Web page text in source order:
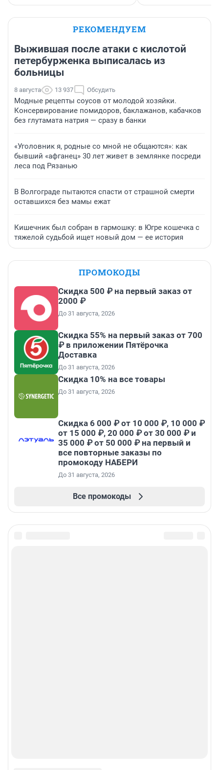
РЕКОМЕНДУЕМ
Выжившая после атаки с кислотой
петербурженка выписалась из
больницы
8 августа 13 937 Обсудить
Модные рецепты соусов от молодой хозяйки.
Консервирование помидоров, баклажанов, кабачков
без глутамата натрия — сразу в банки
«Уголовник я, родные со мной не общаются»: как
бывший «афганец» 30 лет живет в землянке посреди
леса под Рязанью
В Волгограде пытаются спасти от страшной смерти
оставшихся без мамы ежат
Кишечник был собран в гармошку: в Югре кошечка с
тяжелой судьбой ищет новый дом — ее история
ПРОМОКОДЫ
Скидка 500 ₽ на первый заказ от
2000 ₽
До 31 августа, 2026
Скидка 55% на первый заказ от 700
₽ в приложении Пятёрочка
Доставка
До 31 августа, 2026
Скидка 10% на все товары
До 31 августа, 2026
Скидка 6 000 ₽ от 10 000 ₽, 10 000 ₽
от 15 000 ₽, 20 000 ₽ от 30 000 ₽ и
35 000 ₽ от 50 000 ₽ на первый и
все повторные заказы по
промокоду НАБЕРИ
До 31 августа, 2026
Все промокоды